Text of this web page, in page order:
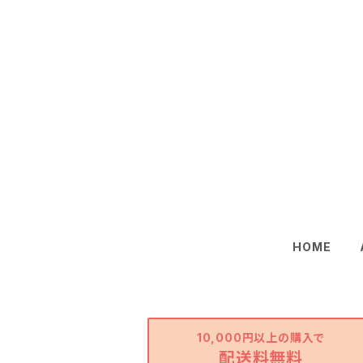
HOME
10,000円以上の購入で
配送料無料